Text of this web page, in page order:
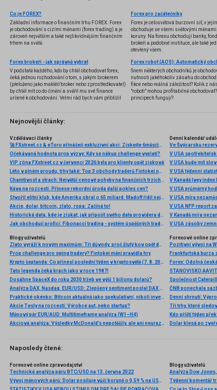
Co je FOREX?
Základní informace o finančním trhu FOREX. Forex
je obchodování s cizími měnami (forex trading) a je
zároveň největším a také nejlikvidnějším finančním
trhem na světě.
Forex pro začátečníky
Forex je celosvětová burzovní síť, v
obchoduje se všemi světovými
koruny. Na forexu obchodují banky,
brokeři a podobné instituce, ale také
otevřený všem.
Forex brokeři - jak správně vybrat
V podstatě každého, kdo by chtěl obchodovat forex,
čeká jednou rozhodování o tom, s jakým brokerem
(přeloženo jako makléř/broker nebo zprostředkovatel)
by chtěl mít co do činění a svěřil mu své finance
určené k obchodování. Velmi rád bych vám přiblížil
několik příkladů nejznámějších z nich.
Snem některých obchodníků je
nutnosti jakéhokoliv zásahu do
fikce nebo reálná záležitost? Kolik z
"roboti" mohou profitabilně
principech fungují?
Nejnovější články:
Vzdělávací články
🚀 FXstreet.cz & eToro přinášejí exkluzivní akci: Získejte 6měsíční členství ve VIP zóně ZDARMA
Očekávaná hodnota prop výzvy: Kdy se nákup challenge vyplatí?
VIP zóna FXstreet.cz v červenci 2026 byla pro klienty opět zisková
Léto v plném proudu, trhy také: Top 3 obchody traderů Fintokei na indexech a zlatě
Chamtivost a strach: Největší cenové pohyby na finančních trzích (červenec 2026)
Káva na rozcestí. Přinese rekordní úroda další pokles cen?
Stvořil elitní klub, kde Ameriku obral o 65 miliard. Madoff řídil největší Ponzi dějin
Akcie, dolar, bitcoin, zlato, ropa: Začíná to!
Historická data, kde je získat, jak připojit svého data providera do MultiCharts a proč je budeme potřebovat? (4. díl)
Jak obchodují profíci: Fibonacci trading - systém úspěšných traderů
Denní kalendář
Ve Švýcarsku
V USA
V USA bude mít
V USA týdenní
V Kanadě Ivey index
V USA průměrný
V USA míra
V USA NFP report
V Kanadě míra
V USA zásoby
Blogy uživatelů
Zlato vyráží k novým maximům: Tři důvody, proč žlutý kov opět dominuje
Prop challenge pro swing tradery? Fintokei mění pravidla hry
Krypto šeptanda: Co přinesl poslední týden v kryptosvětě (7. 8. 2026)
Tato legenda čeká krach jako v roce 1987!
Dosáhne SpaceX do roku 2030 tržeb ve výši 1 bilionu dolarů?
Analýza DAX, Nasdaq, EUR/USD: Zlepšený sentiment poslal DAX na nová maxima
Praktické okénko: Bitcoin aktuálně jako spekulativní, nikoli investiční aktivum
Akcie Tesly na rozcestí: Výrobce aut, nebo startup?
Měnový pár EUR/AUD: Multitimeframe analýza (W1–H4)
Akciová analýza: Výsledky McDonald’s nepotěšily, ale ani neurazily. Jakou vizi společnost prezentovala?
Forexové online
Pozitivní vývoj na
Frankfurtská burza
Denní shrnutí:
Tři trhy, které
Kdo příští týden
Dolar klesá po
Naposledy čtené:
Forexové online zpravodajství
Technická analýza páru BTC/USD na 13. června 2022
Vývoj měnových párů: Dolar posiluje vůči koruně o 0,59 % na USD/CZK 21,50
Blogy uživatelů